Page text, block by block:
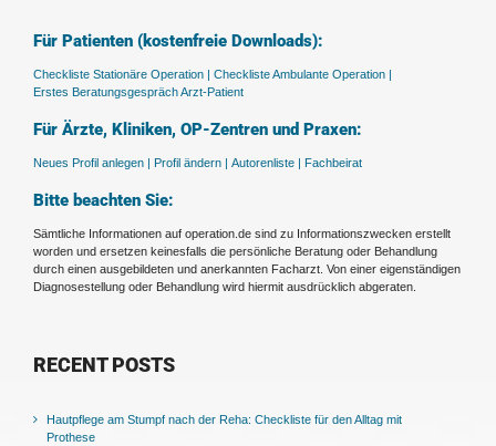
Für Patienten (kostenfreie Downloads):
Checkliste Stationäre Operation | Checkliste Ambulante Operation |
Erstes Beratungsgespräch Arzt-Patient
Für Ärzte, Kliniken, OP-Zentren und Praxen:
Neues Profil anlegen | Profil ändern | Autorenliste | Fachbeirat
Bitte beachten Sie:
Sämtliche Informationen auf operation.de sind zu Informationszwecken erstellt
worden und ersetzen keinesfalls die persönliche Beratung oder Behandlung
durch einen ausgebildeten und anerkannten Facharzt. Von einer eigenständigen
Diagnosestellung oder Behandlung wird hiermit ausdrücklich abgeraten.
RECENT POSTS
Hautpflege am Stumpf nach der Reha: Checkliste für den Alltag mit
Prothese